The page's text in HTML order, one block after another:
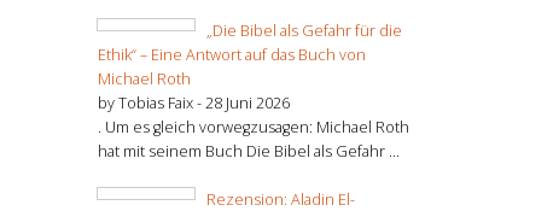
„Die Bibel als Gefahr für die
Ethik“ – Eine Antwort auf das Buch von
Michael Roth
by Tobias Faix -28 Juni 2026
. Um es gleich vorwegzusagen: Michael Roth
hat mit seinem Buch Die Bibel als Gefahr ...
Rezension: Aladin El-